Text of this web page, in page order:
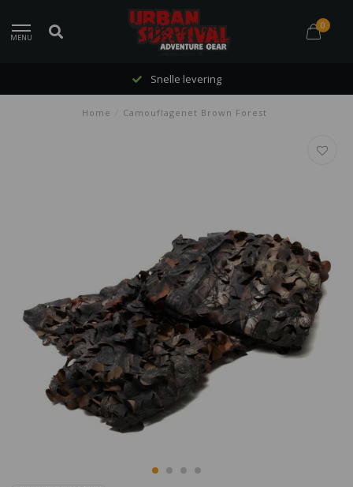
MENU
0
Snelle levering
Home Camouflagenet Brown Forest